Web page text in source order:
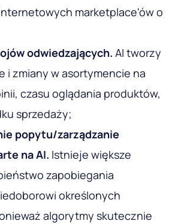
marketplace'ów o
odwiedzających. AI tworzy
i zmiany w asortymencie na
czasu oglądania produktów,
sprzedaży;
popytu/zarządzanie
na AI. Istnieje większe
zapobiegania
określonych
algorytmy skutecznie